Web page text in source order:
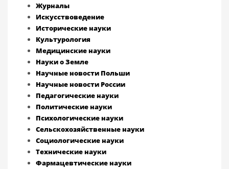
Журналы
Искусствоведение
Исторические науки
Культурология
Медицинские науки
Науки о Земле
Научные новости Польши
Научные новости России
Педагогические науки
Политические науки
Психологические науки
Сельскохозяйственные науки
Социологические науки
Технические науки
Фармацевтические науки